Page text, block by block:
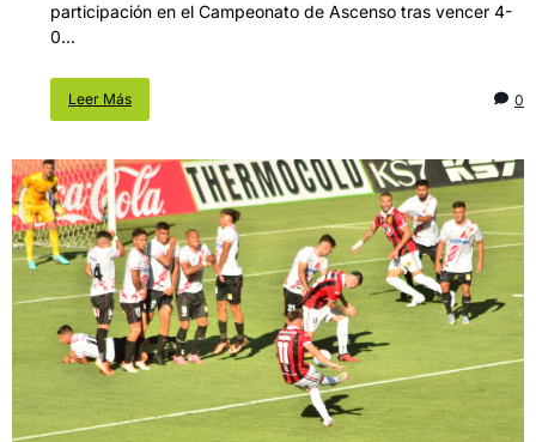
participación en el Campeonato de Ascenso tras vencer 4-
0...
Leer Más 0